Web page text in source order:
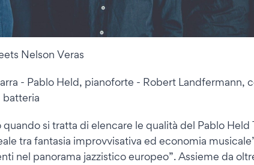
Nelson Veras
- Pablo Held, pianoforte - Robert Landfermann,
batteria
quando si tratta di elencare le qualità del Pablo Held
tra fantasia improvvisativa ed economia
nel panorama jazzistico europeo”. Assieme da